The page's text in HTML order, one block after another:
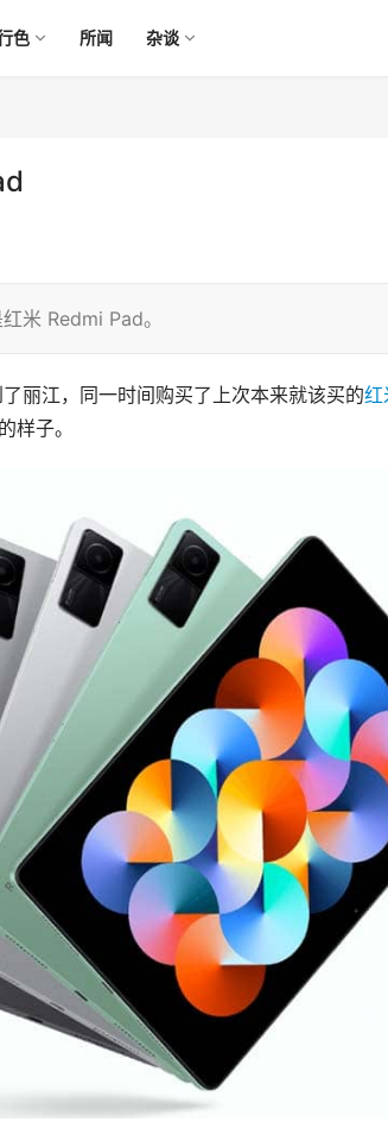
色 所闻 杂谈
米 Redmi Pad。
丽江，同一时间购买了上次本来就该买的红
样子。